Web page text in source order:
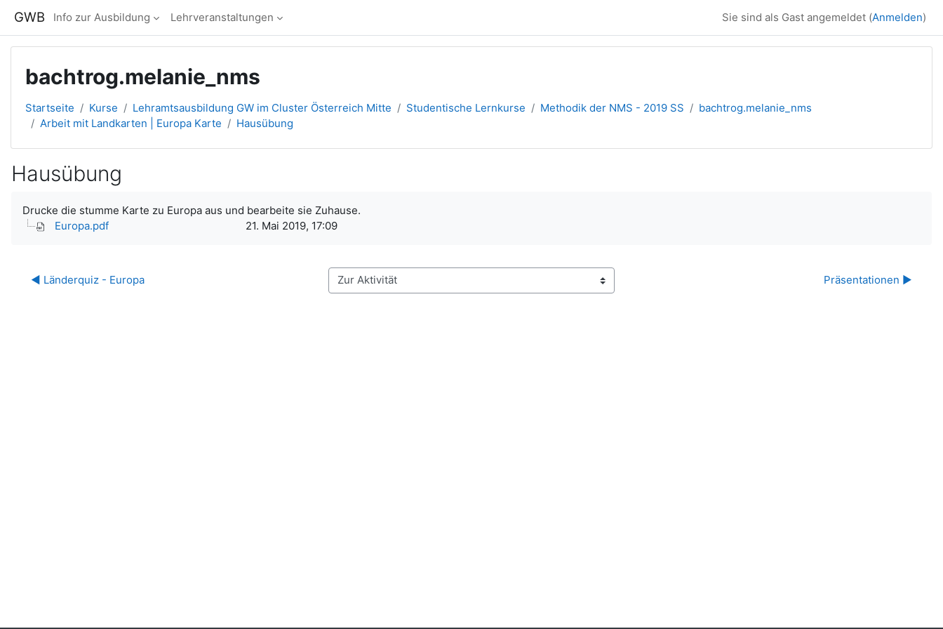
GWB Info zur Ausbildung Lehrveranstaltungen Sie sind als Gast angemeldet (Anmelden)
bachtrog.melanie_nms
Startseite Kurse Lehramtsausbildung GW im Cluster Österreich Mitte Studentische Lernkurse Methodik der NMS - 2019 SS
bachtrog.melanie_nms
Arbeit mit Landkarten | Europa Karte
Hausübung
Hausübung
Drucke die stumme Karte zu Europa aus und bearbeite sie Zuhause.
Europa.pdf
21. Mai 2019, 17:09
◀︎ Länderquiz - Europa Zur Aktivität Präsentationen ▶︎